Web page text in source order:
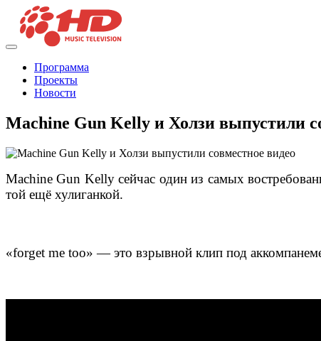
Программа
Проекты
Новости
Machine Gun Kelly и Холзи выпустили
Machine Gun Kelly сейчас один из самых
той ещё хулиганкой.
«forget me too» — это взрывной клип под